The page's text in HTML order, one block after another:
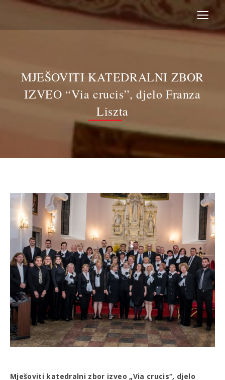
MJEŠOVITI KATEDRALNI ZBOR
IZVEO “Via crucis”, djelo Franza
Liszta
Mješoviti katedralni zbor izveo „Via crucis“, djelo